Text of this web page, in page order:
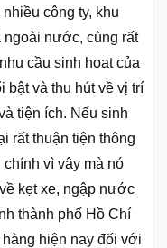
công ty, khu
nước, cùng rất
cầu sinh hoạt của
và thu hút về vị trí
tiện ích. Nếu sinh
rất thuận tiện thông
vì vậy mà nó
kẹt xe, ngập nước
thành phố Hồ Chí
hiện nay đối với